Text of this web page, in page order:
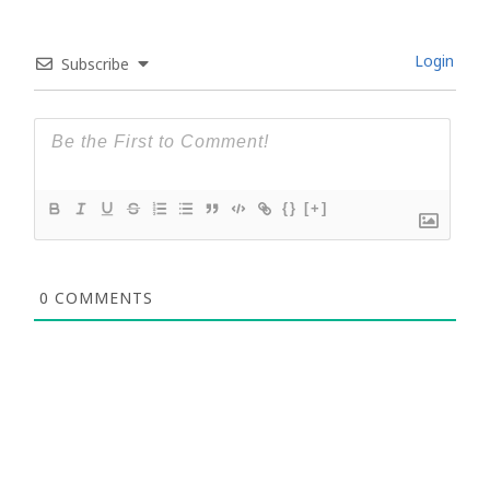
Subscribe Login
{} [+]
0 COMMENTS